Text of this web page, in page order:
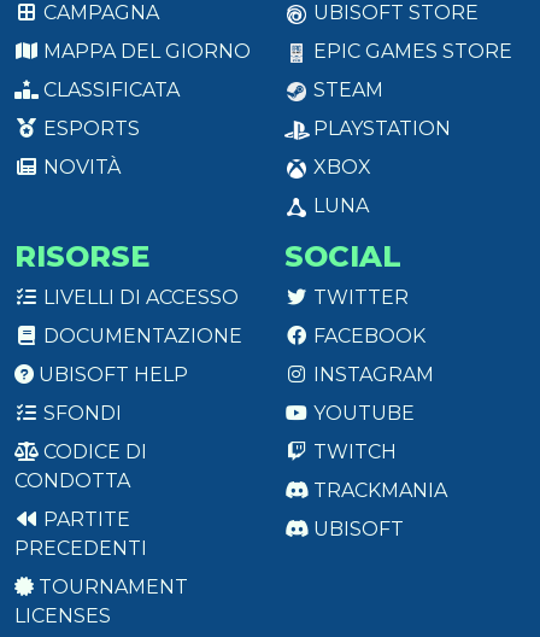
CAMPAGNA
MAPPA DEL GIORNO
CLASSIFICATA
ESPORTS
NOVITÀ
UBISOFT STORE
EPIC GAMES STORE
STEAM
PLAYSTATION
XBOX
LUNA
RISORSE
LIVELLI DI ACCESSO
DOCUMENTAZIONE
UBISOFT HELP
SFONDI
CODICE DI
CONDOTTA
PARTITE
PRECEDENTI
TOURNAMENT
LICENSES
SOCIAL
TWITTER
FACEBOOK
INSTAGRAM
YOUTUBE
TWITCH
TRACKMANIA
UBISOFT